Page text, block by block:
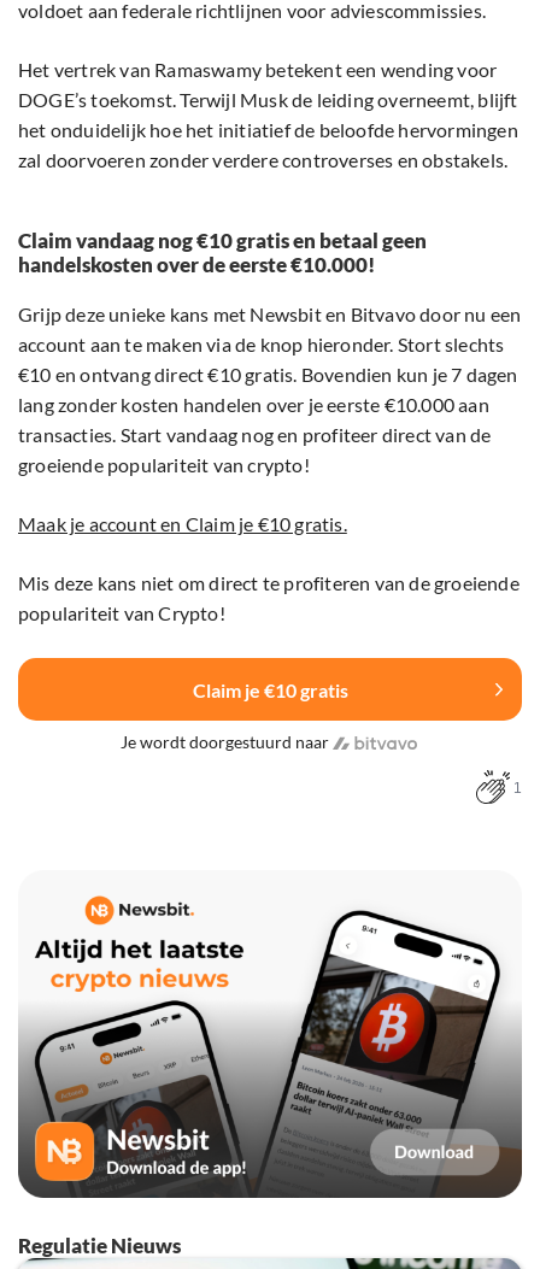
voldoet aan federale richtlijnen voor adviescommissies.
Het vertrek van Ramaswamy betekent een wending voor
DOGE’s toekomst. Terwijl Musk de leiding overneemt, blijft
het onduidelijk hoe het initiatief de beloofde hervormingen
zal doorvoeren zonder verdere controverses en obstakels.
Claim vandaag nog €10 gratis en betaal geen
handelskosten over de eerste €10.000!
Grijp deze unieke kans met Newsbit en Bitvavo door nu een
account aan te maken via de knop hieronder. Stort slechts
€10 en ontvang direct €10 gratis. Bovendien kun je 7 dagen
lang zonder kosten handelen over je eerste €10.000 aan
transacties. Start vandaag nog en profiteer direct van de
groeiende populariteit van crypto!
Maak je account en Claim je €10 gratis.
Mis deze kans niet om direct te profiteren van de groeiende
populariteit van Crypto!
Claim je €10 gratis
Je wordt doorgestuurd naar
1
Regulatie Nieuws